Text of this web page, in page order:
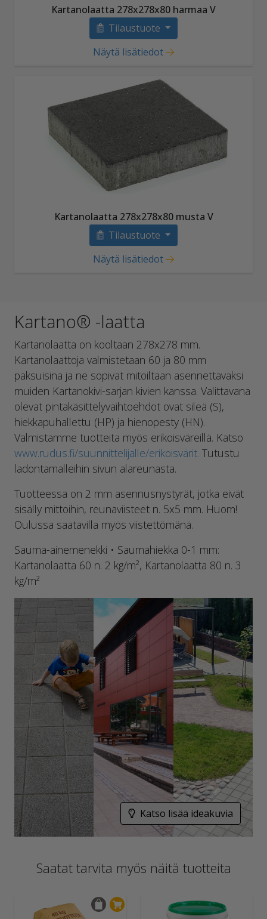
Kartanolaatta 278x278x80 harmaa V
Tilaustuote
Näytä lisätiedot
Kartanolaatta 278x278x80 musta V
Tilaustuote
Näytä lisätiedot
Kartano® -laatta
Kartanolaatta on kooltaan 278x278 mm.
Kartanolaattoja valmistetaan 60 ja 80 mm
paksuisina ja ne sopivat mitoiltaan asennettavaksi
muiden Kartanokivi-sarjan kivien kanssa. Valittavana
olevat pintakäsittelyvaihtoehdot ovat sileä (S),
hiekkapuhallettu (HP) ja hienopesty (HN).
Valmistamme tuotteita myös erikoisväreillä. Katso
www.rudus.fi/suunnittelijalle/erikoisvärit. Tutustu
ladontamalleihin sivun alareunasta.
Tuotteessa on 2 mm asennusnystyrät, jotka eivät
sisälly mittoihin, reunaviisteet n. 5x5 mm. Huom!
Oulussa saatavilla myös viistettömänä.
Sauma-ainemenekki • Saumahiekka 0-1 mm:
Kartanolaatta 60 n. 2 kg/m², Kartanolaatta 80 n. 3
kg/m²
Katso lisää ideakuvia
Saatat tarvita myös näitä tuotteita